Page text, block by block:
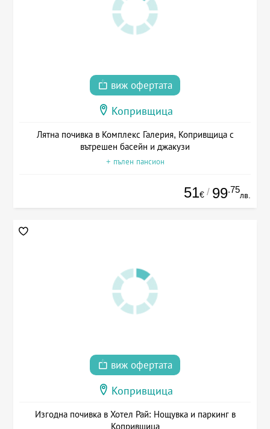
виж офертата
Копривщица
Лятна почивка в Комплекс Галерия, Копривщица с
вътрешен басейн и джакузи
+ пълен пансион
51€ / 99.75
лв.
виж офертата
Копривщица
Изгодна почивка в Хотел Рай: Нощувка и паркинг в
Копривщица